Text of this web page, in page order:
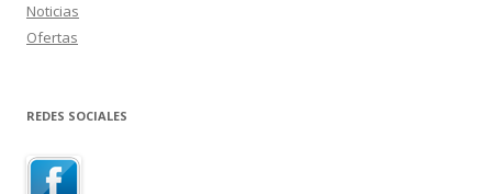
Noticias
Ofertas
REDES SOCIALES